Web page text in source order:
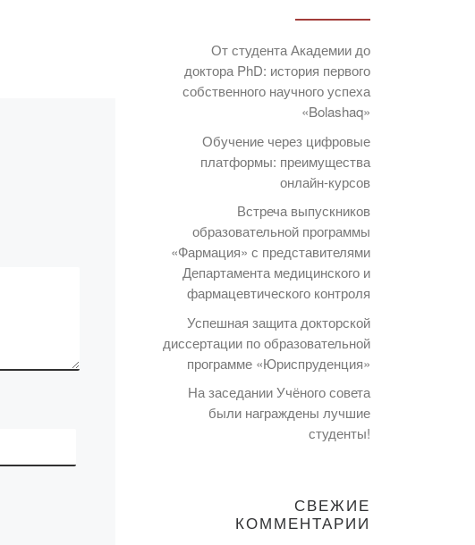
Положение об
школьников:
От студента Академии до
доктора PhD: история первого
собственного научного успеха
«Bolashaq»
Обучение через цифровые
платформы: преимущества
онлайн-курсов
Встреча выпускников
образовательной программы
«Фармация» с представителями
Департамента медицинского и
фармацевтического контроля
Успешная защита докторской
диссертации по образовательной
программе «Юриспруденция»
На заседании Учёного совета
были награждены лучшие
студенты!
СВЕЖИЕ
КОММЕНТАРИИ